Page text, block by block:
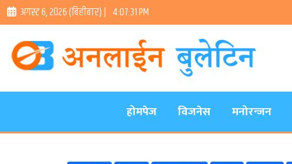
अगस्ट ६, २०२६ (बिहीबार) | 4:07:32 PM
होमपेज विजनेस मनोरन्जन